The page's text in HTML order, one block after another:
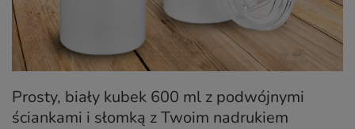
Prosty, biały kubek 600 ml z podwójnymi
ściankami i słomką z Twoim nadrukiem